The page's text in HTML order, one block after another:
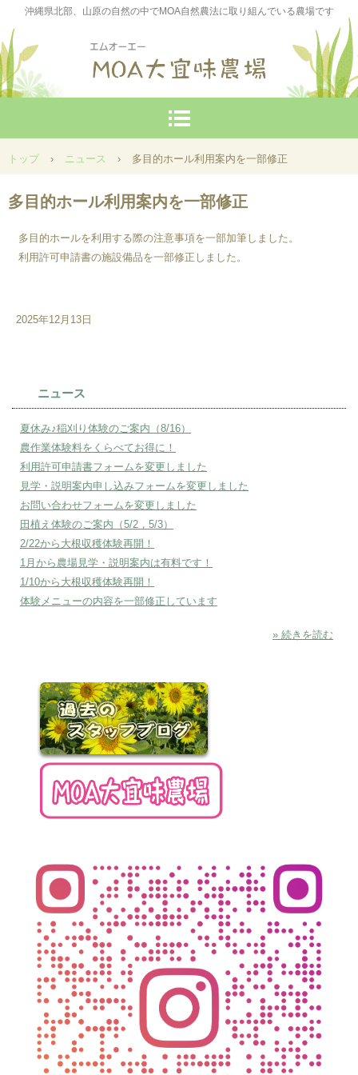
沖縄県北部、山原の自然の中でMOA自然農法に取り組んでいる農場です
トップ › ニュース › 多目的ホール利用案内を一部修正
多目的ホール利用案内を一部修正
多目的ホールを利用する際の注意事項を一部加筆しました。
利用許可申請書の施設備品を一部修正しました。
2025年12月13日
ニュース
夏休み♪稲刈り体験のご案内（8/16）
農作業体験料をくらべてお得に！
利用許可申請書フォームを変更しました
見学・説明案内申し込みフォームを変更しました
お問い合わせフォームを変更しました
田植え体験のご案内（5/2，5/3）
2/22から大根収穫体験再開！
1月から農場見学・説明案内は有料です！
1/10から大根収穫体験再開！
体験メニューの内容を一部修正しています
» 続きを読む